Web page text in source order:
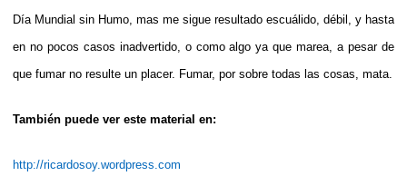
Día Mundial sin Humo, mas me sigue resultado escuálido, débil, y hasta
en no pocos casos inadvertido, o como algo ya que marea, a pesar de
que fumar no resulte un placer. Fumar, por sobre todas las cosas, mata.
También puede ver este material en:
http://ricardosoy.wordpress.com